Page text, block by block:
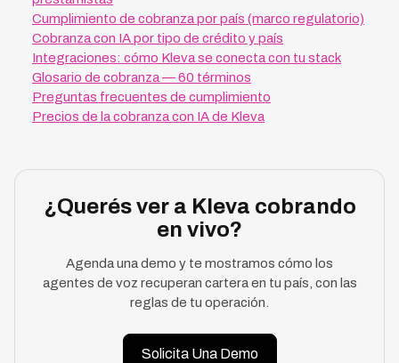
Cumplimiento de cobranza por país (marco regulatorio)
Cobranza con IA por tipo de crédito y país
Integraciones: cómo Kleva se conecta con tu stack
Glosario de cobranza — 60 términos
Preguntas frecuentes de cumplimiento
Precios de la cobranza con IA de Kleva
¿Querés ver a Kleva cobrando
en vivo?
Agenda una demo y te mostramos cómo los
agentes de voz recuperan cartera en tu país, con las
reglas de tu operación.
Solicita Una Demo